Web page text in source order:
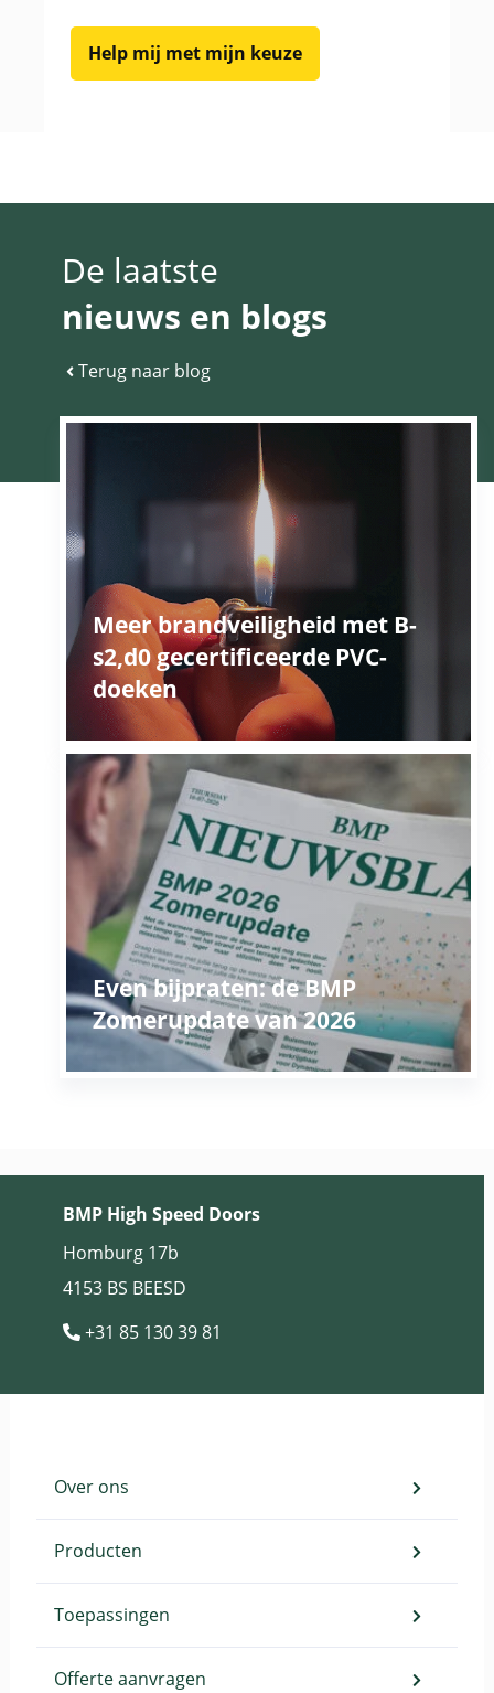
Help mij met mijn keuze
De laatste
nieuws en blogs
Terug naar blog
Meer brandveiligheid met B-
s2,d0 gecertificeerde PVC-
doeken
Even bijpraten: de BMP
Zomerupdate van 2026
BMP High Speed Doors
Homburg 17b
4153 BS BEESD
+31 85 130 39 81
Over ons
Producten
Toepassingen
Offerte aanvragen